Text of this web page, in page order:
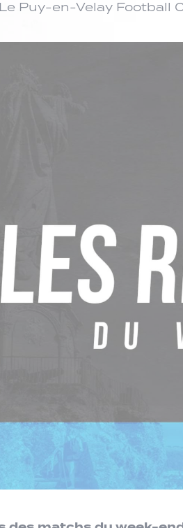
Le Puy-en-Velay Football